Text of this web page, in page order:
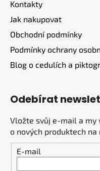
Kontakty
Jak nakupovat
Obchodní podmínky
Podmínky ochrany
Blog o cedulích a
Odebírat
Vložte svůj e-mail a my
o nových produktech na
E-mail